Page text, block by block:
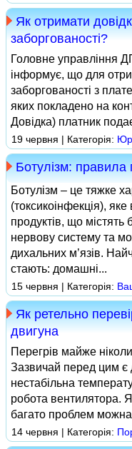
Як отримати
заборгованості?
Головне управління
інформує, що для
заборгованості з
яких покладено на
Довідка) платник
19 червня | Категорія:
Ботулізм: правила
Ботулізм – це тяжке
(токсикоінфекція),
продуктів, що
нервову систему та
дихальних м’язів.
стають: домашні...
15 червня | Категорія:
Як ретельно
двигуна
Перегрів майже
Зазвичай перед цим є
нестабільна
робота вентилятора.
багато проблем можна
14 червня | Категорія: